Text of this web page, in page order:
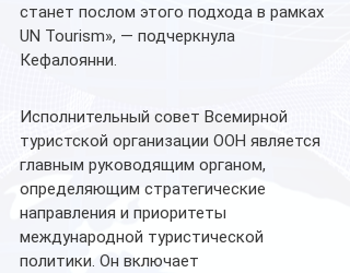
станет послом этого подхода в рамках
UN Tourism», — подчеркнула
Кефалоянни.
Исполнительный совет Всемирной
туристской организации ООН является
главным руководящим органом,
определяющим стратегические
направления и приоритеты
международной туристической
политики. Он включает